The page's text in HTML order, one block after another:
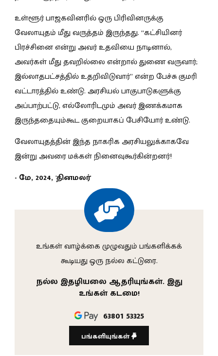
உள்ளூர் பாஜகவினரில் ஒரு பிரிவினருக்கு
வேலாயுதம் மீது வருத்தம் இருந்தது. “கட்சியினர்
பிரச்சினை என்று அவர் உதவியை நாடினால்,
அவர்கள் மீது தவறில்லை என்றால் துணை வருவார்;
இல்லாதபட்சத்தில் உதறிவிடுவார்” என்ற பேச்சு குமரி
வட்டாரத்தில் உண்டு. அரசியல் பாகுபாடுகளுக்கு
அப்பாற்பட்டு, எல்லோரிடமும் அவர் இணக்கமாக
இருந்ததையும்கூட குறையாகப் பேசியோர் உண்டு.
வேலாயுதத்தின் இந்த நாகரிக அரசியலுக்காகவே
இன்று அவரை மக்கள் நினைவுகூர்கின்றனர்!
- மே, 2024, 'தினமலர்'
உங்கள் வாழ்க்கை முழுவதும் பங்களிக்கக்
கூடியது ஒரு நல்ல கட்டுரை.
நல்ல இதழியலை ஆதரியுங்கள். இது
உங்கள் கடமை!
63801 53325
பங்களியுங்கள்